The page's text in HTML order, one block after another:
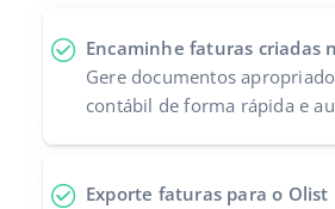
Calculadora de benefícios
Parceiros Base
Français
polski
Encaminhe faturas criadas
Gere documentos
contábil de forma rápida e
Exporte faturas para o Olist